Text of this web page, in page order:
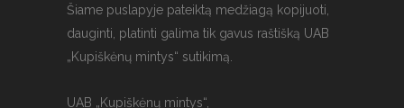
Šiame puslapyje pateiktą medžiagą kopijuoti,
dauginti, platinti galima tik gavus raštišką UAB
„Kupiškėnų mintys“ sutikimą.
UAB „Kupiškėnų mintys“,